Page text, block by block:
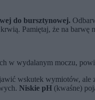
do bursztynowej.
Pamiętaj, że na
w wydalanym moczu,
wskutek wymiotów,
Niskie pH (kwaśne)